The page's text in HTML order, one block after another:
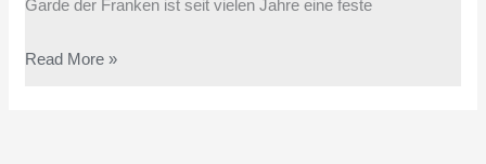
Garde der Franken ist seit vielen Jahre eine feste
Read More »